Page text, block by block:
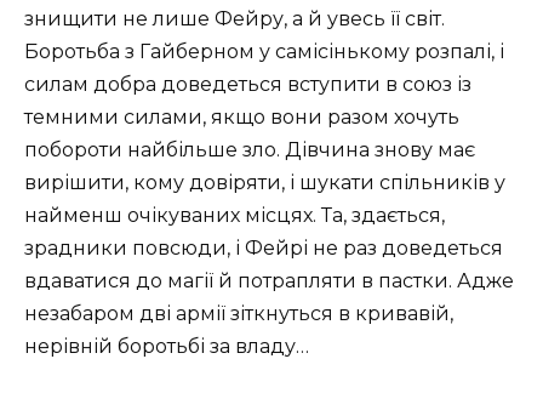
знищити не лише Фейру, а й увесь її світ.
Боротьба з Гайберном у самісінькому розпалі, і
силам добра доведеться вступити в союз із
темними силами, якщо вони разом хочуть
побороти найбільше зло. Дівчина знову має
вирішити, кому довіряти, і шукати спільників у
найменш очікуваних місцях. Та, здається,
зрадники повсюди, і Фейрі не раз доведеться
вдаватися до магії й потрапляти в пастки. Адже
незабаром дві армії зіткнуться в кривавій,
нерівній боротьбі за владу…